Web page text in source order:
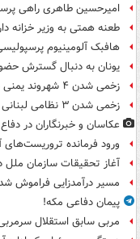
امیرحسین طاهری راهی
طعنه همتی به وزیر خزانه
هافبک آلومینیوم
یونان به دنبال گسترش
زخمی شدن ۴ شهروند یمنی در حمله مزدوران سعودی
زخمی شدن ۳ نظامی لبنانی در زوطر غربی
عکاسان و خبرنگاران در
ورود فرمانده تروریست‌های
آغاز تحقیقات سازمان ملل
مسیر درآمدزایی فراموش
پیمان دفاعی مکه!
مربی سابق استقلال